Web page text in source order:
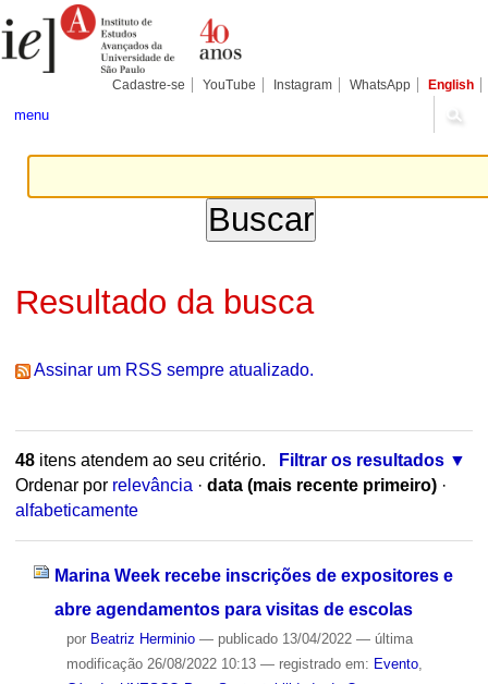
para
conteúdo.
Pessoais
Cadastre-se YouTube Instagram WhatsApp English
menu
Resultado da busca
Assinar um RSS sempre atualizado.
48itens atendem ao seu critério.
Filtrar os resultados
Ordenar por relevância · data (mais recente primeiro) ·
alfabeticamente
Marina Week recebe inscrições de expositores e
abre agendamentos para visitas de escolas
por Beatriz Herminio — publicado13/04/2022 — última
modificação26/08/2022 10:13 — registrado em: Evento,